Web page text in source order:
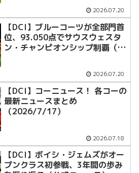
2026.07.20
【DCI】ブルーコーツが全部門首
位、93.050点でサウスウェスタ
ン・チャンピオンシップ制覇（公
2026.07.20
【DCI】コーニュース！ 各コーの
最新ニュースまとめ
（2026/7/17）
2026.07.18
【DCI】ボイシ・ジェムズがオー
プンクラス初参戦、3年間の歩み